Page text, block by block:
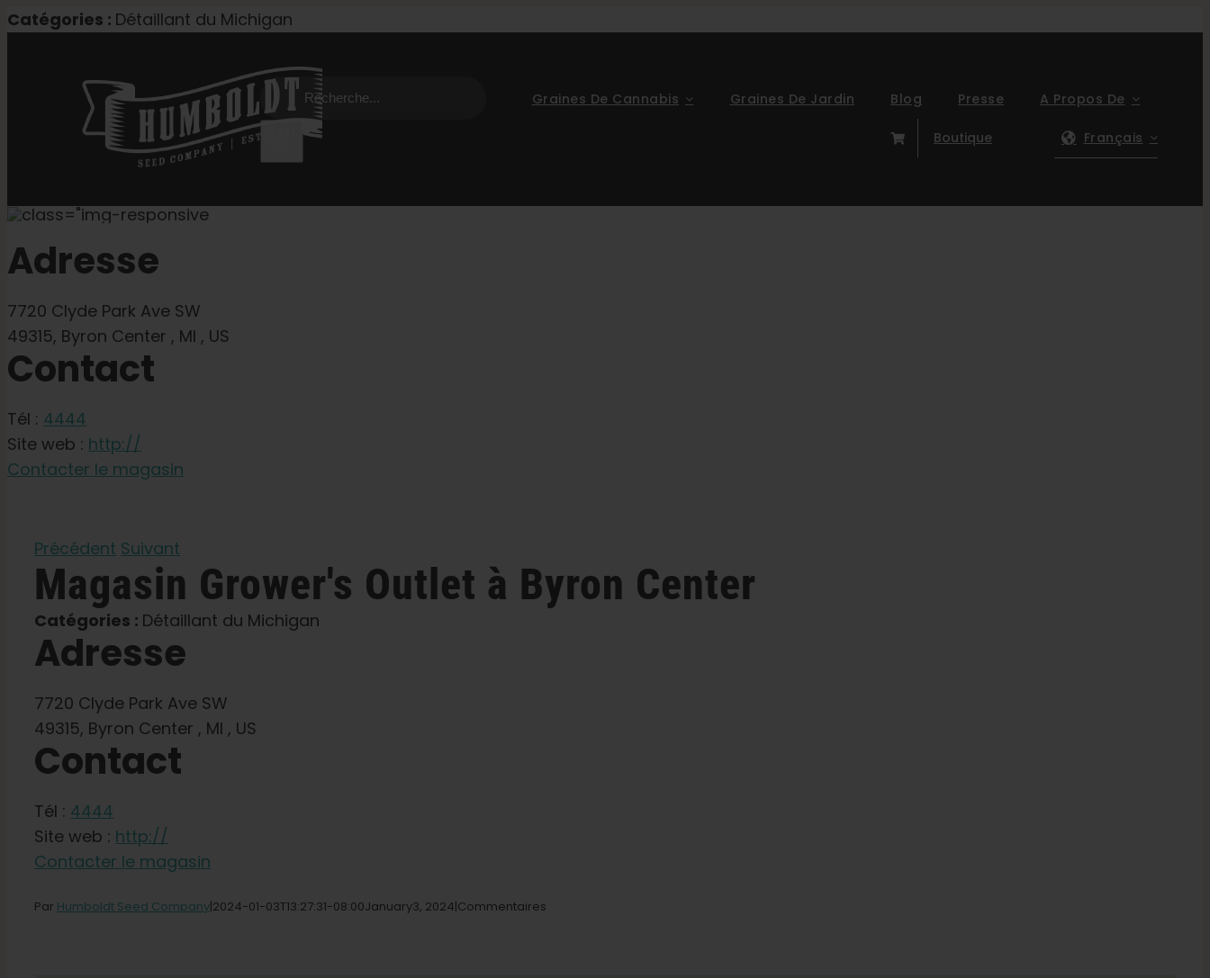
Skip
Catégories : Détaillant du Michigan
Recherche
de
:
Graines De Cannabis Graines De Jardin Blog Presse A Propos De
Boutique Français
Adresse
7720 Clyde Park Ave SW
49315, Byron Center , MI , US
Contact
Tél : 4444
Site web : http://
Contacter le magasin
Précédent Suivant
Magasin Grower's Outlet à Byron Center
Catégories : Détaillant du Michigan
Adresse
7720 Clyde Park Ave SW
49315, Byron Center , MI , US
Contact
Tél : 4444
Site web : http://
Contacter le magasin
Par Humboldt Seed Company|2024-01-03T13:27:31-08:00January3, 2024|Commentaires